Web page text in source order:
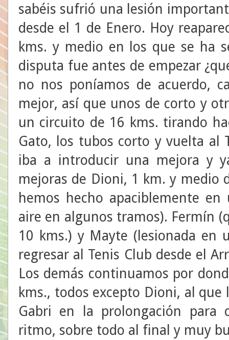
sabéis sufrió una lesión
desde el 1 de Enero. Hoy
kms. y medio en los que se ha
disputa fue antes de empezar
no nos poníamos de acuerdo,
mejor, así que unos de corto y
un circuito de 16 kms. tirando
Gato, los tubos corto y vuelta al
iba a introducir una mejora y
mejoras de Dioni, 1 km. y medio
hemos hecho apaciblemente
aire en algunos tramos). Fermín
10 kms.) y Mayte (lesionada en
regresar al Tenis Club desde el
Los demás continuamos por
kms., todos excepto Dioni, al
Gabri en la prolongación para
ritmo, sobre todo al final y muy